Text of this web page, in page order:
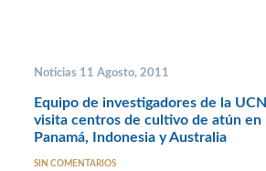
Noticias 11 Agosto, 2011
Equipo de investigadores de la UCN
visita centros de cultivo de atún en
Panamá, Indonesia y Australia
SIN COMENTARIOS